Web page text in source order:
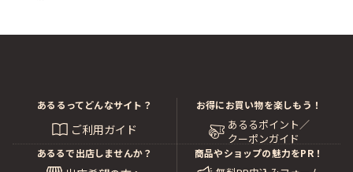
あるるってどんなサイト？
ご利用ガイド
お得にお買い物を楽しもう！
あるるポイント／
クーポンガイド
あるるで出店しませんか？ 商品やショップの魅力をPR！